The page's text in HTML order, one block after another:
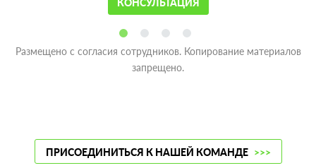
КОНСУЛЬТАЦИЯ
Размещено с согласия сотрудников. Копирование материалов
запрещено.
ПРИСОЕДИНИТЬСЯ К НАШЕЙ КОМАНДЕ >>>